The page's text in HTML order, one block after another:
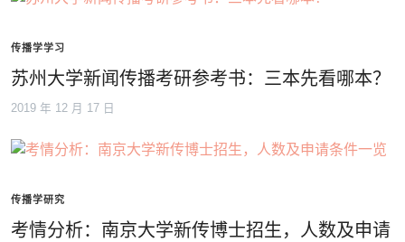
传播学学习
苏州大学新闻传播考研参考书：三本先看哪本？
2019 年 12 月 17 日
传播学研究
考情分析：南京大学新传博士招生，人数及申请